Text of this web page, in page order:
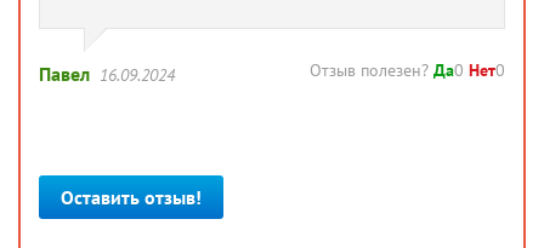
Павел 16.09.2024 Отзыв полезен? Да0 Нет0
Оставить отзыв!